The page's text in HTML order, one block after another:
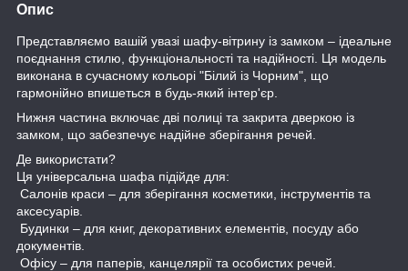
Опис
Представляємо вашій увазі шафу-вітрину із замком – ідеальне
поєднання стилю, функціональності та надійності. Ця модель
виконана в сучасному кольорі "Білий із Чорним", що
гармонійно впишеться в будь-який інтер'єр.
Нижня частина включає дві полиці та закрита дверкою із
замком, що забезпечує надійне зберігання речей.
Де використати?
Ця універсальна шафа підійде для:
Салонів краси – для зберігання косметики, інструментів та
аксесуарів.
Будинки – для книг, декоративних елементів, посуду або
документів.
Офісу – для паперів, канцелярії та особистих речей.